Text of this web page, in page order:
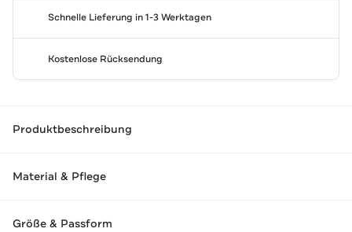
Schnelle Lieferung in 1-3 Werktagen
Kostenlose Rücksendung
Produktbeschreibung
Material & Pflege
Größe & Passform